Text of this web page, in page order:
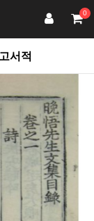
0
서적